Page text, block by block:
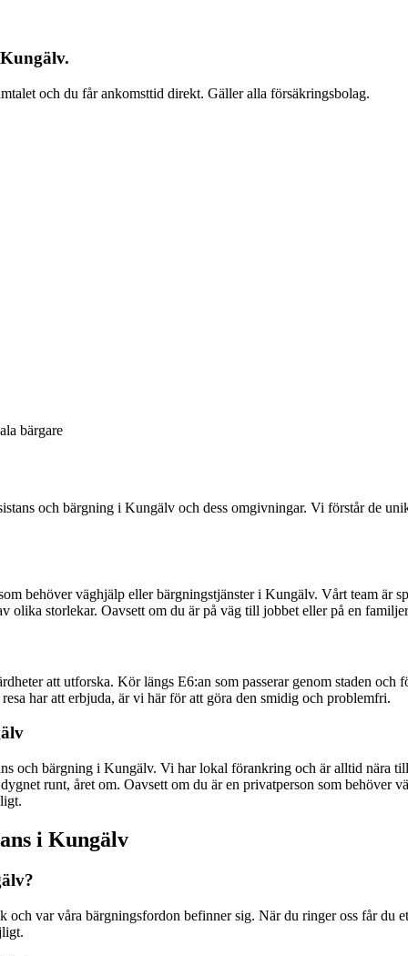
och du får ankomsttid direkt. Gäller alla försäkringsbolag.
bärgare
och bärgning i Kungälv och dess omgivningar. Vi förstår de
behöver väghjälp eller bärgningstjänster i Kungälv. Vårt team är
storlekar. Oavsett om du är på väg till jobbet eller på en
att utforska. Kör längs E6:an som passerar genom staden
har att erbjuda, är vi här för att göra den smidig och problemfri.
och bärgning i Kungälv. Vi har lokal förankring och är alltid nära
runt, året om. Oavsett om du är en privatperson som behöver
i Kungälv
och var våra bärgningsfordon befinner sig. När du ringer oss får